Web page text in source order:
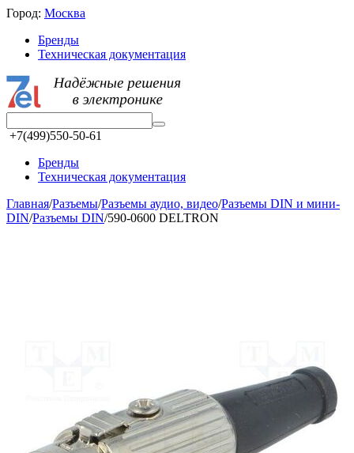
Город: Москва
Бренды
Техническая документация
+7(499)550-50-61
Бренды
Техническая документация
Главная/Разъeмы/Разъeмы аудио, видео/Разъeмы DIN и мини-
DIN/Разъeмы DIN/590-0600 DELTRON